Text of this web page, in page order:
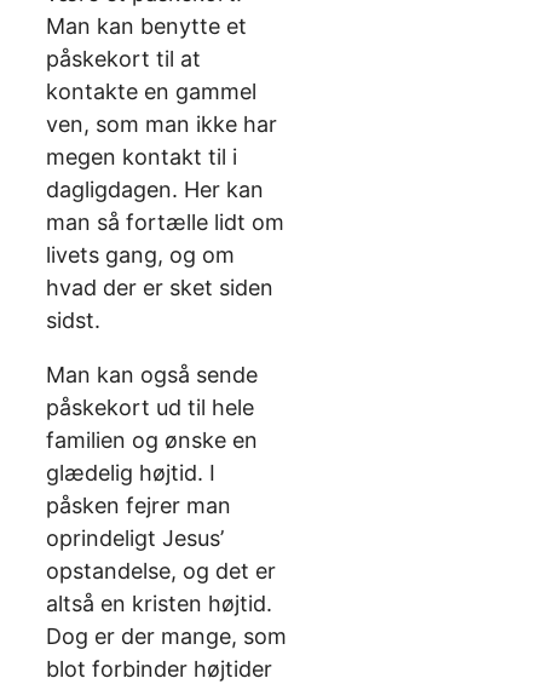
Man kan benytte et
påskekort til at
kontakte en gammel
ven, som man ikke har
megen kontakt til i
dagligdagen. Her kan
man så fortælle lidt om
livets gang, og om
hvad der er sket siden
sidst.
Man kan også sende
påskekort ud til hele
familien og ønske en
glædelig højtid. I
påsken fejrer man
oprindeligt Jesus’
opstandelse, og det er
altså en kristen højtid.
Dog er der mange, som
blot forbinder højtider